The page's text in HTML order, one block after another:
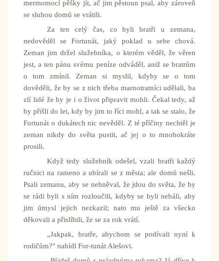
mermomocí pěšky jít, ač jim pěstoun psal, aby zároveň
se sluhou domů se vrátili.
Za ten celý čas, co byli bratři u zemana,
nedověděl se Fortunát, jaký poklad u sebe chová.
Zeman jim držel služebníka, o kterém věděl, že věren
jest, a ten pánu svému peníze odváděl, aniž se bratrům
o tom zmínil. Zeman si myslil, kdyby se o tom
dověděli, že by se z nich třeba marnotratníci udělali, ba
zlí lidé že by je i o život připravit mohli. Čekal tedy, až
by přišli do let, kdy by jim to říci mohl, a tak se stalo, že
Fortunát o dukátech nic nevěděl. Z té příčiny nechtěl je
zeman nikdy do světa pustit, ač jej o to mnohokráte
prosili.
Když tedy služebník odešel, vzali bratři každý
ručnici na rameno a ubírali se z města; ale domů nešli.
Psali zemanu, aby se nehněval, že jdou do světa, že by
se rádi byli s ním rozloučili, kdyby se byli nebáli, aby
jim úmysl jejich nezkazil; nato mu ještě za všecko
děkovali a přislíbili, že se za rok vrátí.
„Jakpak, bratře, abychom se podívali nyní k
rodičům?" nabídl For-tunát Alešovi.